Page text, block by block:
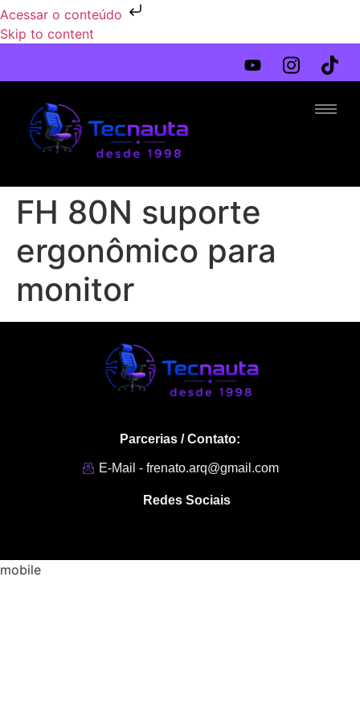
Acessar o conteúdo
Skip to content
FH 80N suporte
ergonômico para
monitor
Parcerias / Contato:
E-Mail - frenato.arq@gmail.com
Redes Sociais